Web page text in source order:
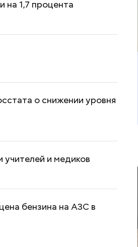
на 1,7 процента
о снижении уровня
и медиков
бензина на АЗС в